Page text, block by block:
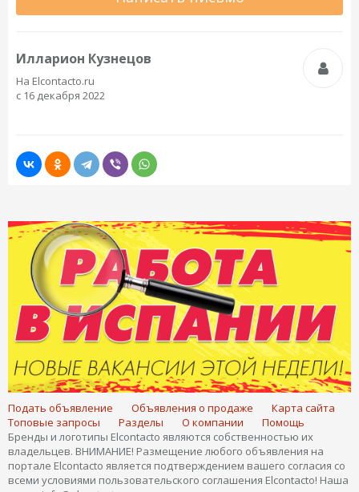
Илларион Кузнецов
На Elcontacto.ru
с 16 декабря 2022
Подать объявление Объявления о продаже
Карта сайта
Топовые запросы
Разделы О компании
Помощь
Бренды и логотипы Elcontacto являются собственностью их
владельцев. ВНИМАНИЕ! Размещение любого объявления на
портале Elcontacto является подтверждением вашего согласия со
всеми условиями пользовательского соглашения Elcontacto! Наша